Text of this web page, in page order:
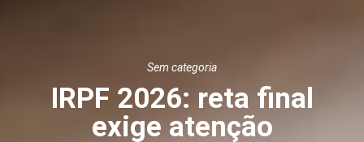
Sem categoria
IRPF 2026: reta final
exige atenção